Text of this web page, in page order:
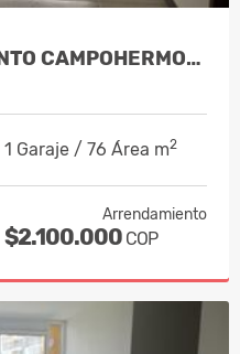
ALQUILER APARTAMENTO CAMPOHERMOSO…
Garaje / 76 Área m2
Arrendamiento
$2.100.000 COP